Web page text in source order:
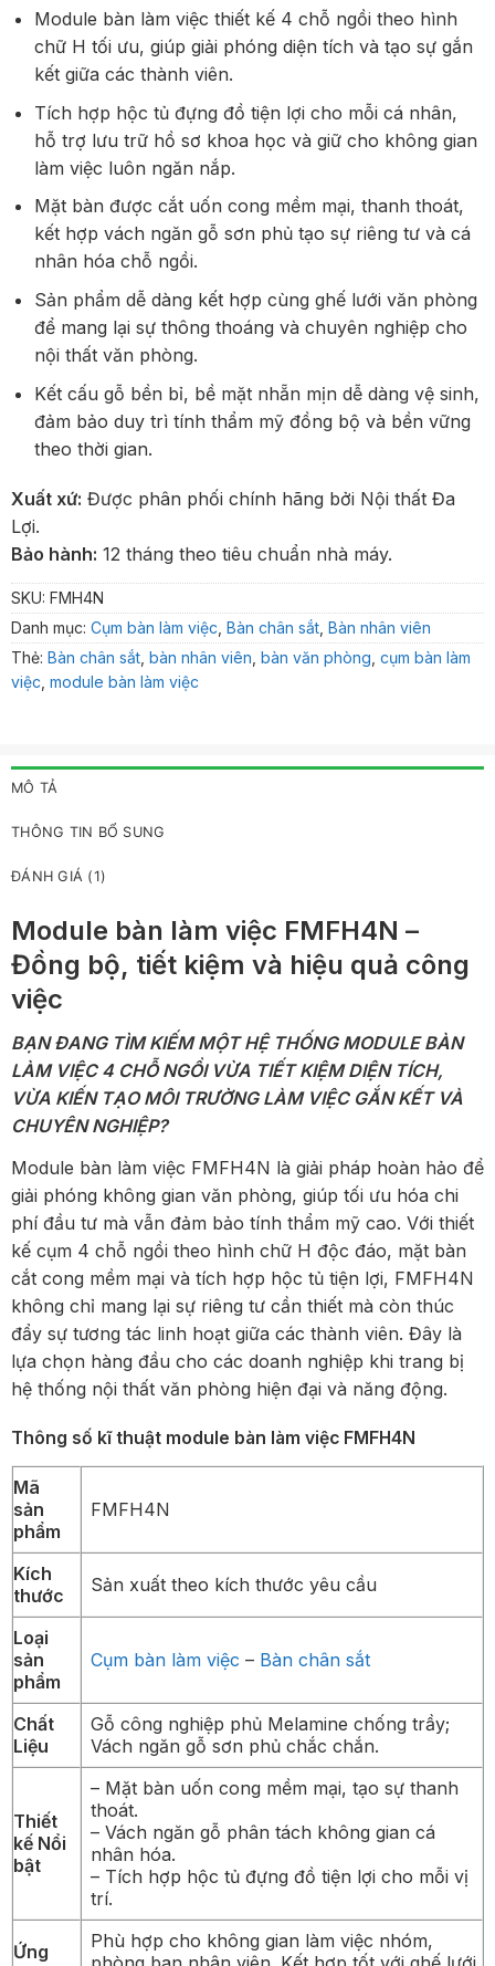
Module bàn làm việc thiết kế 4 chỗ ngồi theo hình
chữ H tối ưu, giúp giải phóng diện tích và tạo sự gắn
kết giữa các thành viên.
Tích hợp hộc tủ đựng đồ tiện lợi cho mỗi cá nhân,
hỗ trợ lưu trữ hồ sơ khoa học và giữ cho không gian
làm việc luôn ngăn nắp.
Mặt bàn được cắt uốn cong mềm mại, thanh thoát,
kết hợp vách ngăn gỗ sơn phủ tạo sự riêng tư và cá
nhân hóa chỗ ngồi.
Sản phẩm dễ dàng kết hợp cùng ghế lưới văn phòng
để mang lại sự thông thoáng và chuyên nghiệp cho
nội thất văn phòng.
Kết cấu gỗ bền bỉ, bề mặt nhẵn mịn dễ dàng vệ sinh,
đảm bảo duy trì tính thẩm mỹ đồng bộ và bền vững
theo thời gian.
Xuất xứ: Được phân phối chính hãng bởi Nội thất Đa
Lợi.
Bảo hành: 12 tháng theo tiêu chuẩn nhà máy.
SKU: FMH4N
Danh mục: Cụm bàn làm việc Bàn chân sắt Bàn nhân viên
Thẻ: Bàn chân sắt bàn nhân viên bàn văn phòng cụm bàn làm
việc module bàn làm việc
MÔ TẢ
THÔNG TIN BỔ SUNG
ĐÁNH GIÁ (1)
Module bàn làm việc FMFH4N –
Đồng bộ, tiết kiệm và hiệu quả công
việc
BẠN ĐANG TÌM KIẾM MỘT HỆ THỐNG MODULE BÀN
LÀM VIỆC 4 CHỖ NGỒI VỪA TIẾT KIỆM DIỆN TÍCH,
VỪA KIẾN TẠO MÔI TRƯỜNG LÀM VIỆC GẮN KẾT VÀ
CHUYÊN NGHIỆP?
Module bàn làm việc FMFH4N là giải pháp hoàn hảo để
giải phóng không gian văn phòng, giúp tối ưu hóa chi
phí đầu tư mà vẫn đảm bảo tính thẩm mỹ cao. Với thiết
kế cụm 4 chỗ ngồi theo hình chữ H độc đáo, mặt bàn
cắt cong mềm mại và tích hợp hộc tủ tiện lợi, FMFH4N
không chỉ mang lại sự riêng tư cần thiết mà còn thúc
đẩy sự tương tác linh hoạt giữa các thành viên. Đây là
lựa chọn hàng đầu cho các doanh nghiệp khi trang bị
hệ thống nội thất văn phòng hiện đại và năng động.
Thông số kĩ thuật module bàn làm việc FMFH4N
Mã
sản
phẩm
FMFH4N
Kích
thước
Sản xuất theo kích thước yêu cầu
Loại
sản
phẩm
Cụm bàn làm việc – Bàn chân sắt
Chất
Liệu
Gỗ công nghiệp phủ Melamine chống trầy;
Vách ngăn gỗ sơn phủ chắc chắn.
Thiết
kế Nổi
bật
– Mặt bàn uốn cong mềm mại, tạo sự thanh
thoát.
– Vách ngăn gỗ phân tách không gian cá
nhân hóa.
– Tích hợp hộc tủ đựng đồ tiện lợi cho mỗi vị
trí.
Ứng
Phù hợp cho không gian làm việc nhóm,